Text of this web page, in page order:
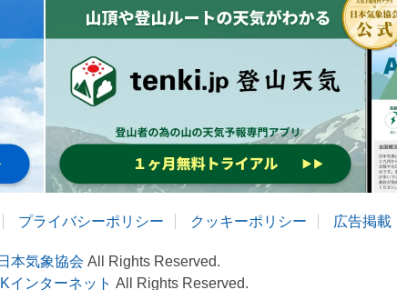
プライバシーポリシー クッキーポリシー 広告掲載
日本気象協会 All Rights Reserved.
インターネット All Rights Reserved.